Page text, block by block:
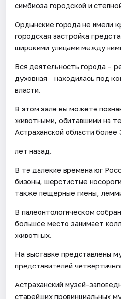
симбиоза городской и
Ордынские города не имели
городская застройка
широкими улицами между
Вся деятельность города –
духовная - находилась под
власти.
В этом зале вы можете
животными, обитавшими на
Астраханской области более
лет назад.
В те далекие времена юг
бизоны, шерстистые
также пещерные гиены,
В палеонтологическом
большое место занимает
животных.
На выставке представлены
представителей
Астраханский музей-
старейших провинциальных